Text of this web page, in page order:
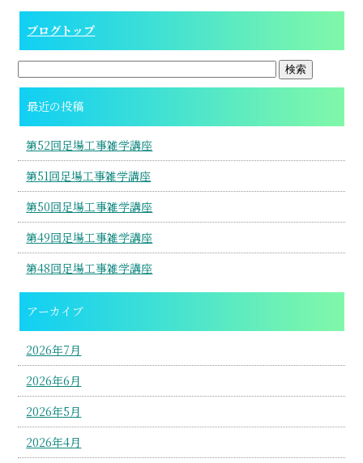
ブログトップ
最近の投稿
第52回足場工事雑学講座
第51回足場工事雑学講座
第50回足場工事雑学講座
第49回足場工事雑学講座
第48回足場工事雑学講座
アーカイブ
2026年7月
2026年6月
2026年5月
2026年4月